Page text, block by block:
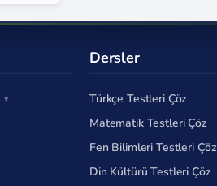
Dersler
Türkçe Testleri Çöz
Matematik Testleri Çöz
Fen Bilimleri Testleri Çöz
Din Kültürü Testleri Çöz